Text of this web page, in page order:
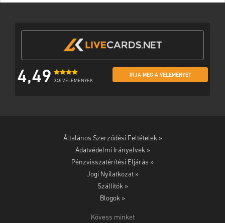
4,49 345 VÉLEMÉNYEK
ÍRJA MEG A VÉLEMÉNYÉT
Általános Szerződési Feltételek »
Adatvédelmi Irányelvek »
Pénzvisszatérítési Eljárás »
Jogi Nyilatkozat »
Szállítók »
Blogok »
Kövess minket